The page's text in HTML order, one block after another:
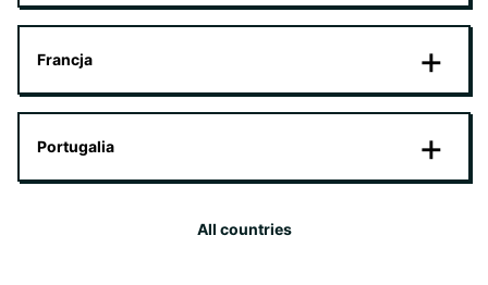
Francja
Portugalia
All countries